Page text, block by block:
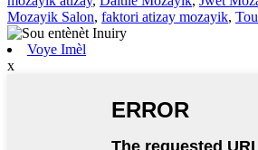
Mozayik Salon, faktori atizay mozayik,
Voye Imèl
x